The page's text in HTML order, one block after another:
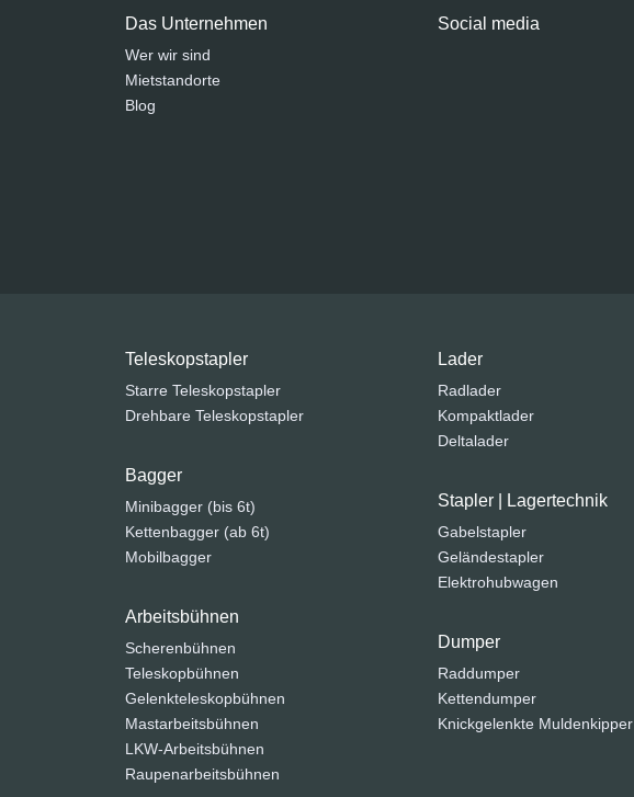
Das Unternehmen
Wer wir sind
Mietstandorte
Blog
Social media
Teleskopstapler
Starre Teleskopstapler
Drehbare Teleskopstapler
Bagger
Minibagger (bis 6t)
Kettenbagger (ab 6t)
Mobilbagger
Arbeitsbühnen
Scherenbühnen
Teleskopbühnen
Gelenkteleskopbühnen
Mastarbeitsbühnen
LKW-Arbeitsbühnen
Raupenarbeitsbühnen
Lader
Radlader
Kompaktlader
Deltalader
Stapler | Lagertechnik
Gabelstapler
Geländestapler
Elektrohubwagen
Dumper
Raddumper
Kettendumper
Knickgelenkte Muldenkipper